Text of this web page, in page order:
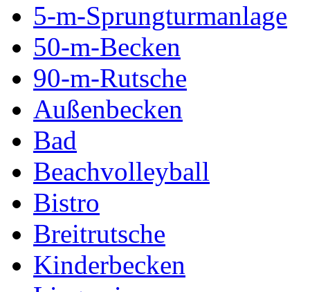
5-m-Sprungturmanlage
50-m-Becken
90-m-Rutsche
Außenbecken
Bad
Beachvolleyball
Bistro
Breitrutsche
Kinderbecken